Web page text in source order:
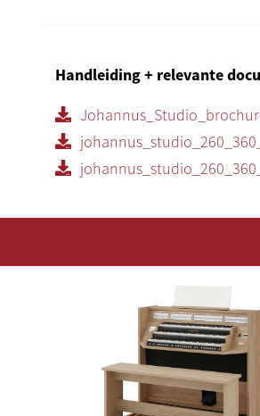
De Studio orgels beschikken
En het blijft gewoon een mooi
Dit model is de drieklaviers
360 in kleur Fine Oak.
Handleiding + relevante